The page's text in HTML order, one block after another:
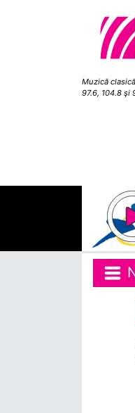
Muzică
97.6, 104.8 şi